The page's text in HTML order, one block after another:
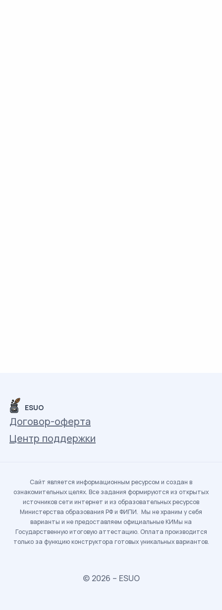
ESUO
Договор-оферта
Центр поддержки
Сайт является информационным ресурсом и создан в
ознакомительных целях. Все задания формируются из открытых
источников сети интернет и из образовательных ресурсов
Министерства образования РФ и ФИПИ. Мы не храним у себя
варианты и не предоставляем официальные КИМы на
Государственную итоговую аттестацию. Оплата производится
только за функцию конструктора готовых уникальных вариантов.
© 2026 – ESUO